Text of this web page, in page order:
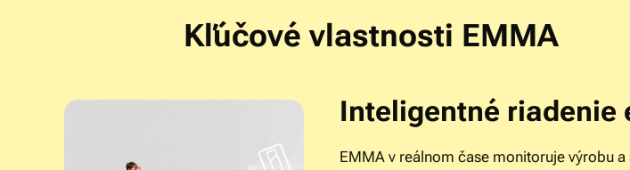
Kľúčové vlastnosti EMMA
Inteligentné riadenie
EMMA v reálnom čase monitoruje výrobu